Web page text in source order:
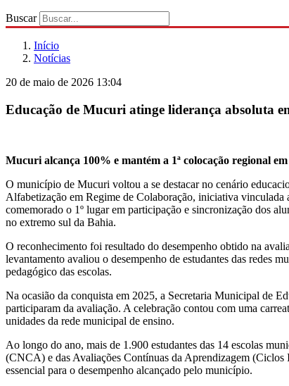
Buscar
Início
Notícias
20 de maio de 2026 13:04
Educação de Mucuri atinge liderança absoluta
Mucuri alcança 100% e mantém a 1ª colocação regional
O município de Mucuri voltou a se destacar no cenário
Alfabetização em Regime de Colaboração, iniciativa
comemorado o 1º lugar em participação e sincronização dos
no extremo sul da Bahia.
O reconhecimento foi resultado do desempenho obtido na
levantamento avaliou o desempenho de estudantes das redes
pedagógico das escolas.
Na ocasião da conquista em 2025, a Secretaria Municipal de
participaram da avaliação. A celebração contou com uma
unidades da rede municipal de ensino.
Ao longo do ano, mais de 1.900 estudantes das 14 escolas
(CNCA) e das Avaliações Contínuas da Aprendizagem
essencial para o desempenho alcançado pelo município.